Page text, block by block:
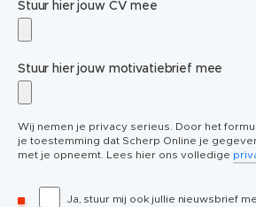
Stuur hier jouw CV mee
Stuur hier jouw motivatiebrief mee
Wij nemen je privacy serieus. Door het
je toestemming dat Scherp Online je
met je opneemt. Lees hier ons volledige
Ja, stuur mij ook jullie nieuwsbrief